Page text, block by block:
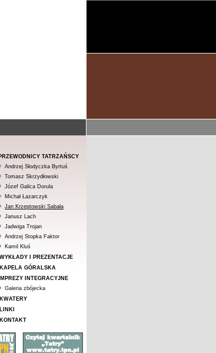
PRZEWODNICY TATRZAŃSCY
Andrzej Słodyczka Byrtuś
Tomasz Skrzydłowski
Józef Galica Dorula
Michał Łazarczyk
Jan Krzeptowski Sabała
Janusz Lach
Jadwiga Trojan
Andrzej Stopka Faktor
Kamil Kluś
WYKŁADY I PREZENTACJE
KAPELA GÓRALSKA
IMPREZY INTEGRACYJNE
Galeria zbójecka
KWATERY
LINKI
KONTAKT